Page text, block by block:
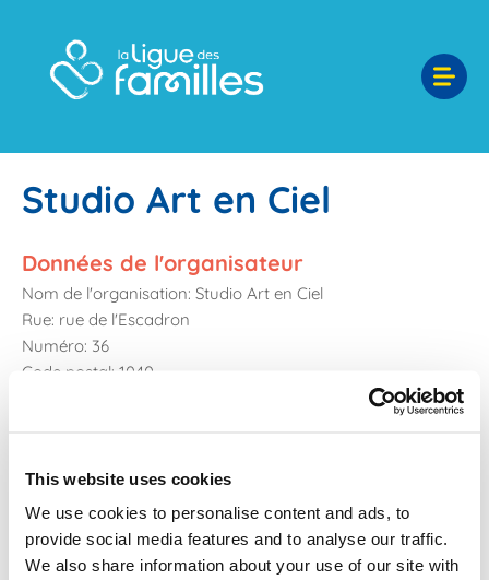
This website uses cookies
We use cookies to personalise content and ads, to
provide social media features and to analyse our traffic.
We also share information about your use of our site with
Studio Art en Ciel
Données de l'organisateur
Nom de l'organisation: Studio Art en Ciel
Rue: rue de l'Escadron
Numéro: 36
Code postal: 1040
Description
Pendant les cours et les stages, vos enfants seront guidés
et accompagnés par des artistes-pédagogues, formé dans